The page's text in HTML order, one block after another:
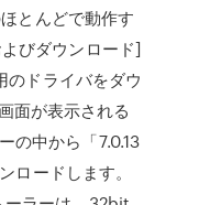
とんどで動作す
びダウンロード]
ドライバをダウ
面が表示される
の中から「7.0.13
ロードします。